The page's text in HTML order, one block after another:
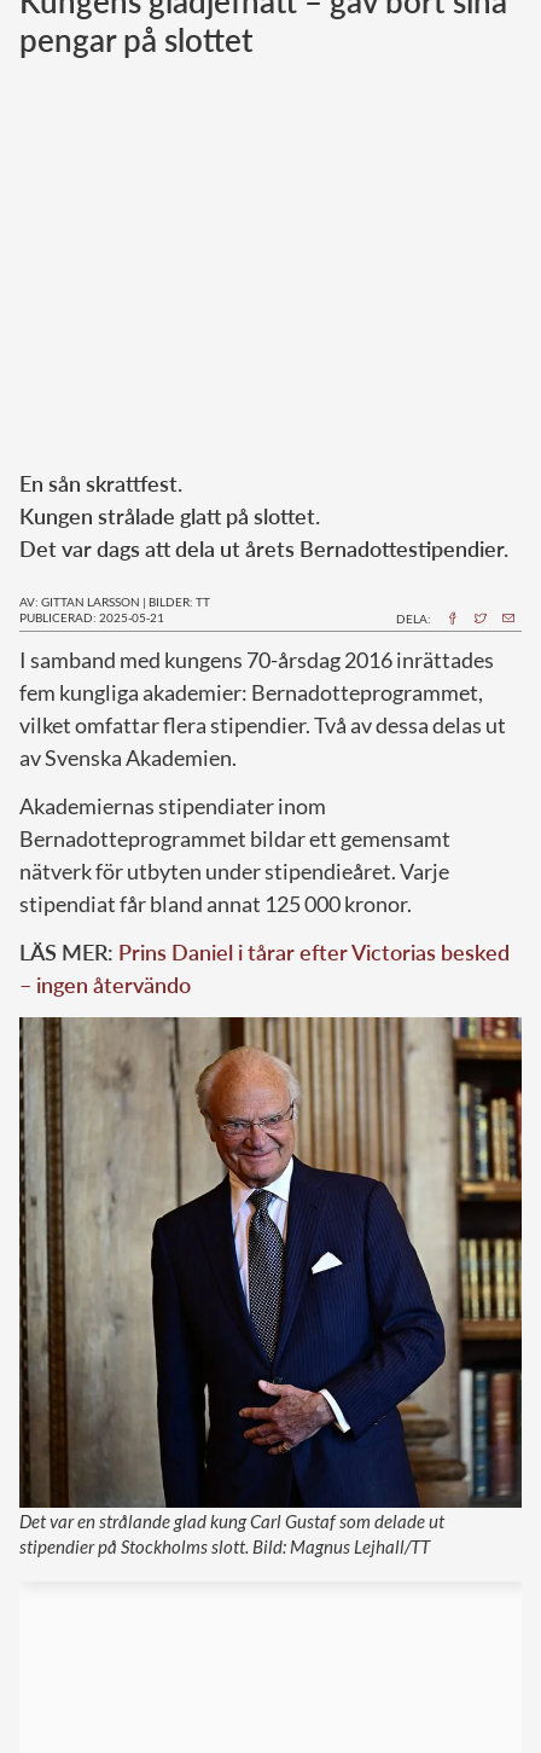
Norska kungahuset
pengar på slottet
En sån skrattfest.
Kungen strålade glatt på slottet.
Det var dags att dela ut årets Bernadottestipendier.
AV: GITTAN LARSSON | BILDER: TT
PUBLICERAD: 2025-05-21
DELA:
I samband med kungens 70-årsdag 2016 inrättades
fem kungliga akademier: Bernadotteprogrammet,
vilket omfattar flera stipendier. Två av dessa delas ut
av Svenska Akademien.
Akademiernas stipendiater inom
Bernadotteprogrammet bildar ett gemensamt
nätverk för utbyten under stipendieåret. Varje
stipendiat får bland annat 125 000 kronor.
LÄS MER: Prins Daniel i tårar efter Victorias besked
– ingen återvändo
Det var en strålande glad kung Carl Gustaf som delade ut
stipendier på Stockholms slott. Bild: Magnus Lejhall/TT